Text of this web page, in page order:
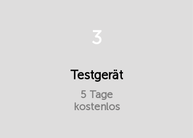
3
Testgerät
5 Tage
kostenlos